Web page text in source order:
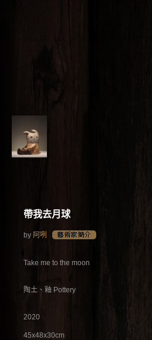
帶我去月球
by 阿咧
Take me to the moon
陶土、釉 Pottery
2020
45x48x30cm